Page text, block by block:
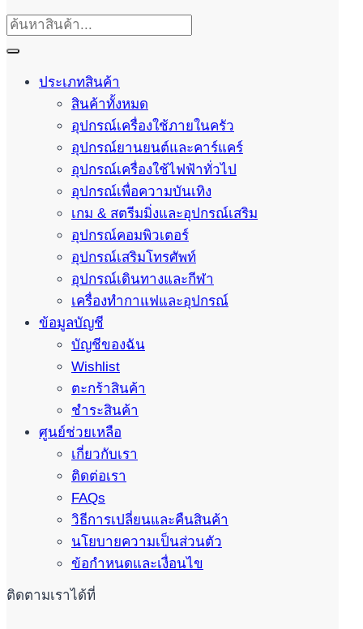
ประเภทสินค้า
สินค้าทั้งหมด
อุปกรณ์เครื่องใช้ภายในครัว
อุปกรณ์ยานยนต์และคาร์แคร์
อุปกรณ์เครื่องใช้ไฟฟ้าทั่วไป
อุปกรณ์เพื่อความบันเทิง
เกม & สตรีมมิ่งและอุปกรณ์เสริม
อุปกรณ์คอมพิวเตอร์
อุปกรณ์เสริมโทรศัพท์
อุปกรณ์เดินทางและกีฬา
เครื่องทำกาแฟและอุปกรณ์
ข้อมูลบัญชี
บัญชีของฉัน
Wishlist
ตะกร้าสินค้า
ชำระสินค้า
ศูนย์ช่วยเหลือ
เกี่ยวกับเรา
ติดต่อเรา
FAQs
วิธีการเปลี่ยนและคืนสินค้า
นโยบายความเป็นส่วนตัว
ข้อกำหนดและเงื่อนไข
ติดตามเราได้ที่